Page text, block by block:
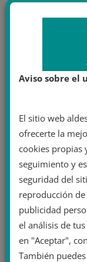
actualidad,
fascismo,lawfare,
ultraderecha
8 minutos de lectura
Tomás
Oltra es
hacer
derecha
Aviso sobre el
El sitio web
ofrecerte la
cookies propias
seguimiento y
seguridad del
reproducción
publicidad
el análisis de
en "Aceptar",
También